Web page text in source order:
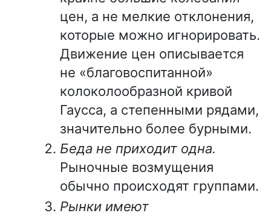
цен, а не мелкие отклонения,
которые можно игнорировать.
Движение цен описывается
не «благовоспитанной»
колоколообразной кривой
Гаусса, а степенными рядами,
значительно более бурными.
Беда не приходит одна.
Рыночные возмущения
обычно происходят группами.
Рынки имеют